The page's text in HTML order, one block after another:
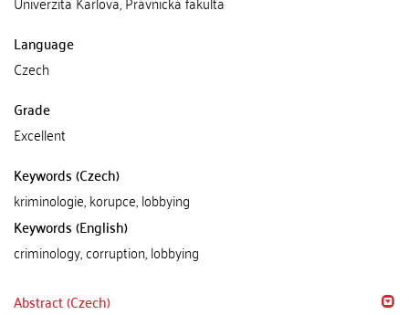
Language
Czech
Grade
Excellent
Keywords (Czech)
kriminologie, korupce, lobbying
Keywords (English)
criminology, corruption, lobbying
Abstract (Czech)